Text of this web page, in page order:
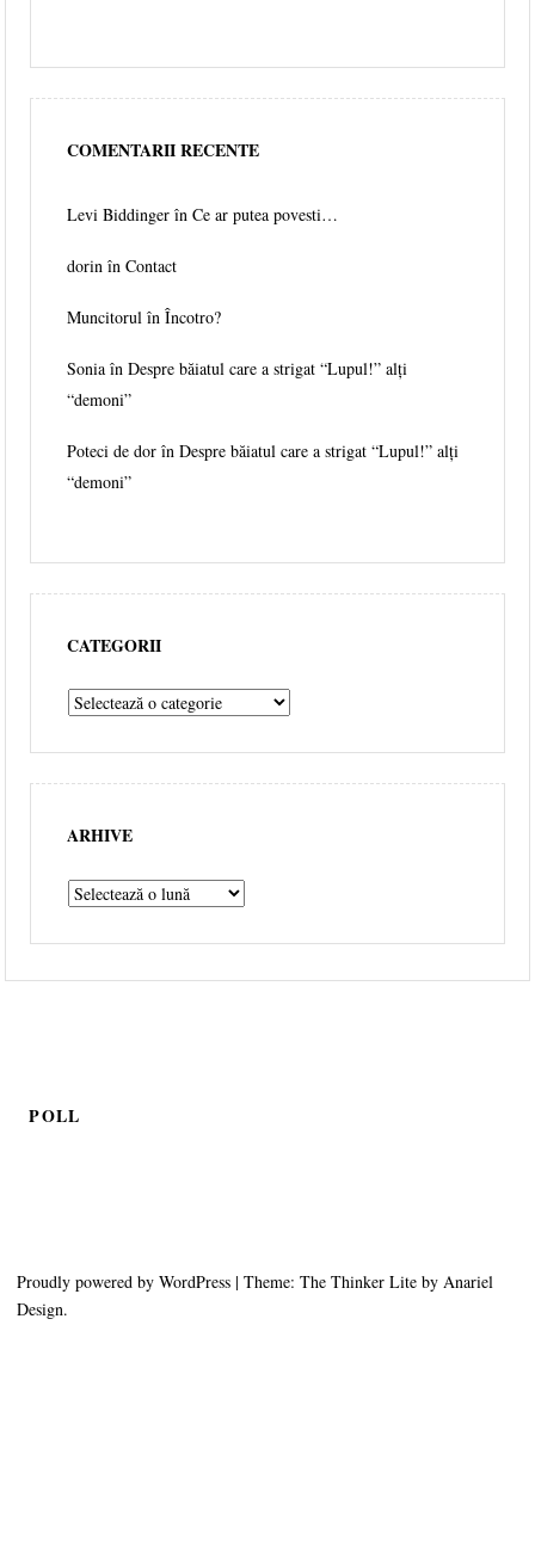
COMENTARII RECENTE
Levi Biddinger înCe ar putea povesti…
dorin înContact
Muncitorul înÎncotro?
Sonia înDespre băiatul care a strigat “Lupul!” alți
“demoni”
Poteci de dor înDespre băiatul care a strigat “Lupul!” alți
“demoni”
CATEGORII
ARHIVE
POLL
Proudly powered by WordPress |Theme: The Thinker Lite by Anariel
Design.